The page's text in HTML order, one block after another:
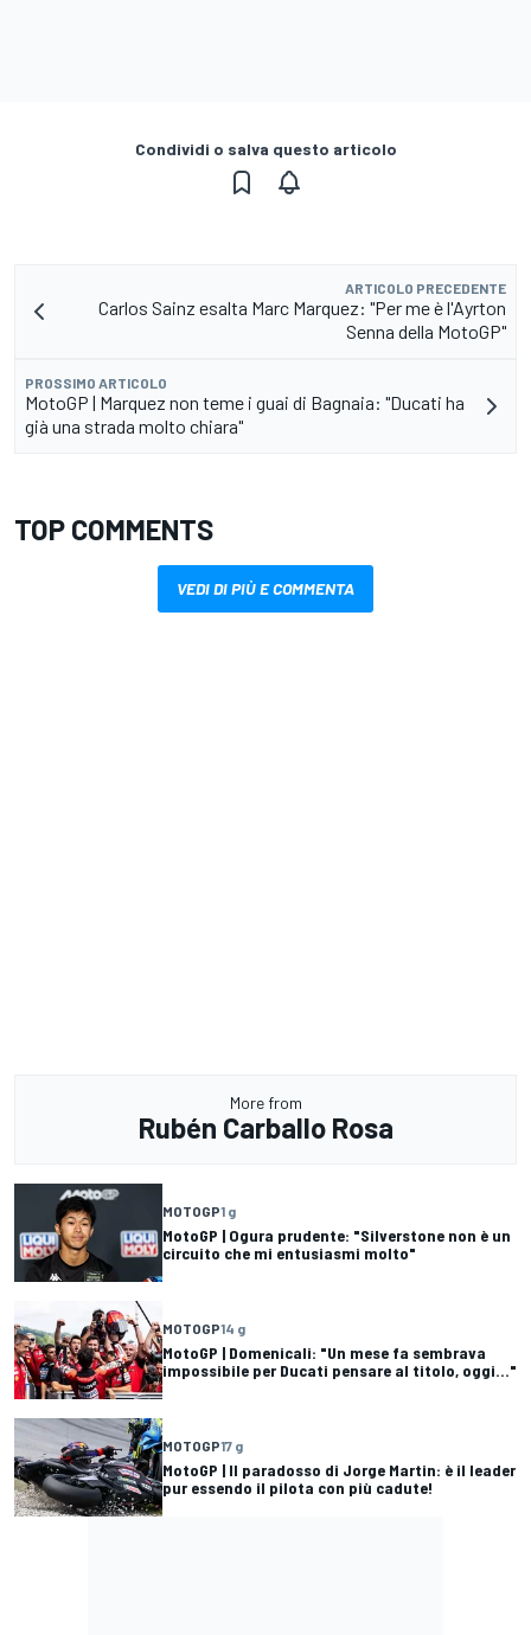
Condividi o salva questo articolo
ARTICOLO PRECEDENTE
Carlos Sainz esalta Marc Marquez: "Per me è l'Ayrton
Senna della MotoGP"
PROSSIMO ARTICOLO
MotoGP | Marquez non teme i guai di Bagnaia: "Ducati ha
già una strada molto chiara"
TOP COMMENTS
VEDI DI PIÙ E COMMENTA
More from
Rubén Carballo Rosa
MOTOGP1 g
MotoGP | Ogura prudente: "Silverstone non è un
circuito che mi entusiasmi molto"
MOTOGP14 g
MotoGP | Domenicali: "Un mese fa sembrava
impossibile per Ducati pensare al titolo, oggi..."
MOTOGP17 g
MotoGP | Il paradosso di Jorge Martin: è il leader
pur essendo il pilota con più cadute!